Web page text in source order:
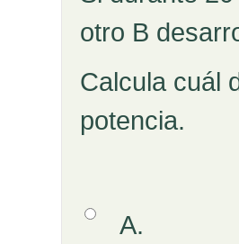
otro B
Calcula cuál
potencia.
Respuestas
Opción 1A.